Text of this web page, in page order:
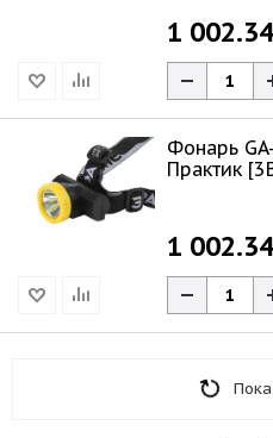
1
Фонарь GA-802 ЭРА
Практик
1